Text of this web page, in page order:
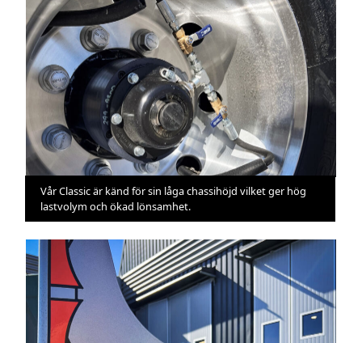
Vår Classic är känd för sin låga chassihöjd vilket ger hög
lastvolym och ökad lönsamhet.